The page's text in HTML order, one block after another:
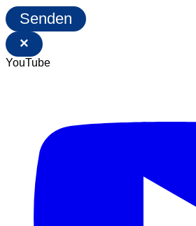
Senden
×
YouTube